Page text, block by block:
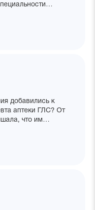
добавились к
аптеки ГЛС? От
что им